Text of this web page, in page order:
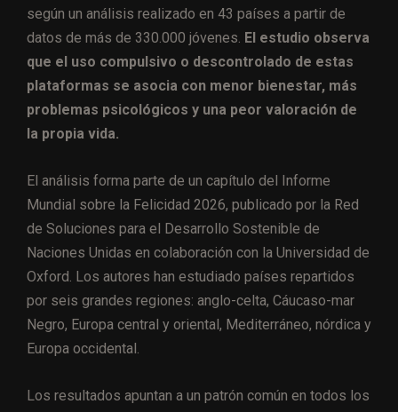
según un análisis realizado en 43 países a partir de
datos de más de 330.000 jóvenes. El estudio observa
que el uso compulsivo o descontrolado de estas
plataformas se asocia con menor bienestar, más
problemas psicológicos y una peor valoración de
la propia vida.
El análisis forma parte de un capítulo del Informe
Mundial sobre la Felicidad 2026, publicado por la Red
de Soluciones para el Desarrollo Sostenible de
Naciones Unidas en colaboración con la Universidad de
Oxford. Los autores han estudiado países repartidos
por seis grandes regiones: anglo-celta, Cáucaso-mar
Negro, Europa central y oriental, Mediterráneo, nórdica y
Europa occidental.
Los resultados apuntan a un patrón común en todos los